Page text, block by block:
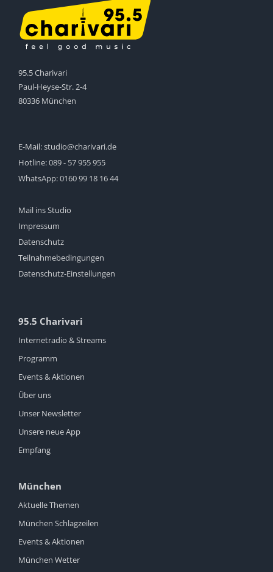
95.5 Charivari
Paul-Heyse-Str. 2-4
80336 München
E-Mail:studio@charivari.de
Hotline:089 - 57 955 955
WhatsApp:0160 99 18 16 44
Mail ins Studio
Impressum
Datenschutz
Teilnahmebedingungen
Datenschutz-Einstellungen
95.5 Charivari
Internetradio & Streams
Programm
Events & Aktionen
Über uns
Unser Newsletter
Unsere neue App
Empfang
München
Aktuelle Themen
München Schlagzeilen
Events & Aktionen
München Wetter